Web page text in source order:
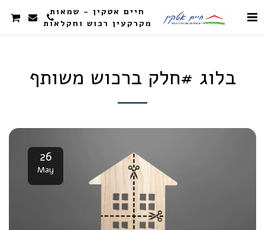
חיים אטקין - שמאות
מקרקעין רכוש וחקלאות
בלוג #חלק ברכוש משותף
26
May